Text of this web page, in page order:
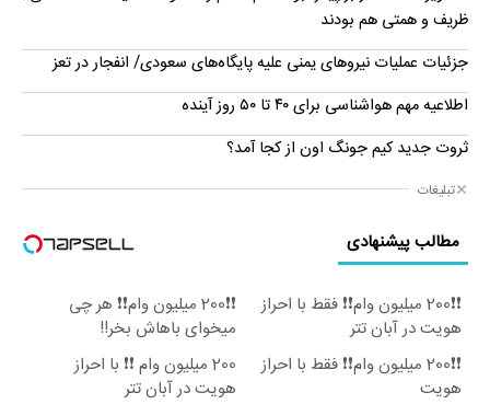
ظریف و همتی هم بودند
جزئیات عملیات نیروهای یمنی علیه پایگاه‌های سعودی/ انفجار در تعز
اطلاعیه مهم هواشناسی برای ۴۰ تا ۵۰ روز آینده
ثروت جدید کیم جونگ اون از کجا آمد؟
تبلیغات
مطالب پیشنهادی
❗❗200 میلیون وام❗❗ فقط با احراز
هویت در آبان تتر
❗❗200 میلیون وام❗❗ هر چی
میخوای باهاش بخر!!
❗❗200 میلیون وام❗❗ فقط با احراز
هویت
200 میلیون وام ❗❗ با احراز
هویت در آبان تتر